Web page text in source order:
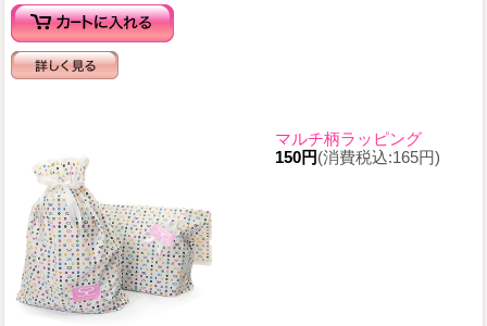
マルチ柄ラッピング
150円(消費税込:165円)